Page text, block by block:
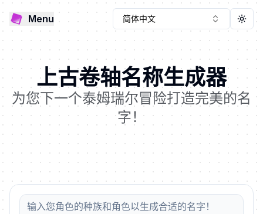
Menu 简体中文
上古卷轴名称生成器
为您下一个泰姆瑞尔冒险打造完美的名
字！